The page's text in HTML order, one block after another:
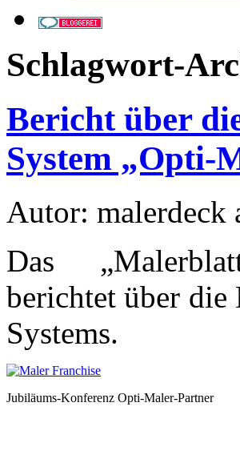
Schlagwort-
Bericht über
System „Opti-
Autor: malerdeck
Das
berichtet über die
Systems.
Jubiläums-Konferenz Opti-Maler-Partner